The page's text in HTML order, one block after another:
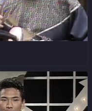
因有俏护士轮流打针；
人医生搞到严肃的地
颖娴爆笑演绎<错了